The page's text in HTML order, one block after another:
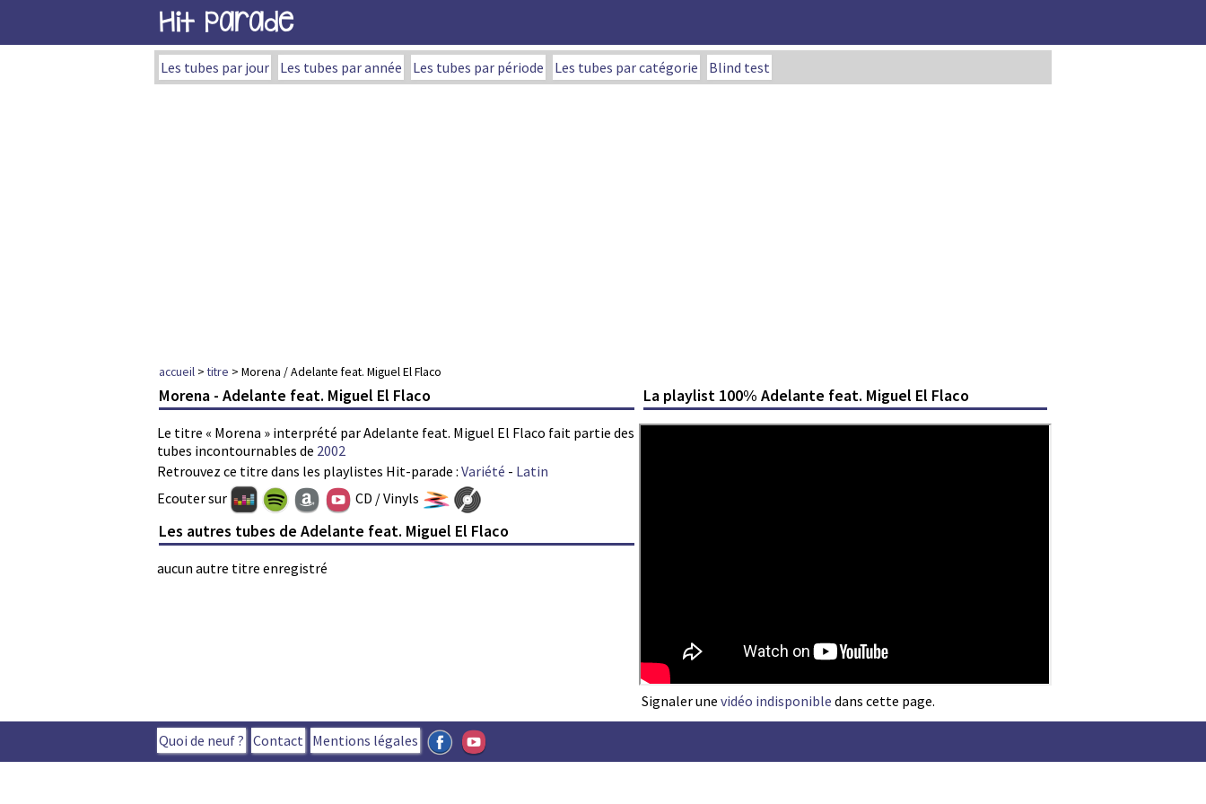
Hit Parade
Les tubes par jour Les tubes par année Les tubes par période Les tubes par catégorie Blind test
accueil >titre > Morena / Adelante feat. Miguel El Flaco
Morena - Adelante feat. Miguel El Flaco
Le titre « Morena » interprété par Adelante feat. Miguel El Flaco fait partie des
tubes incontournables de 2002
Retrouvez ce titre dans les playlistes Hit-parade : Variété - Latin
La playlist 100% Adelante feat. Miguel El Flaco
Signaler une vidéo indisponible dans cette page.
Ecouter sur CD / Vinyls
Les autres tubes de Adelante feat. Miguel El Flaco
aucun autre titre enregistré
Quoi de neuf ? Contact Mentions légales